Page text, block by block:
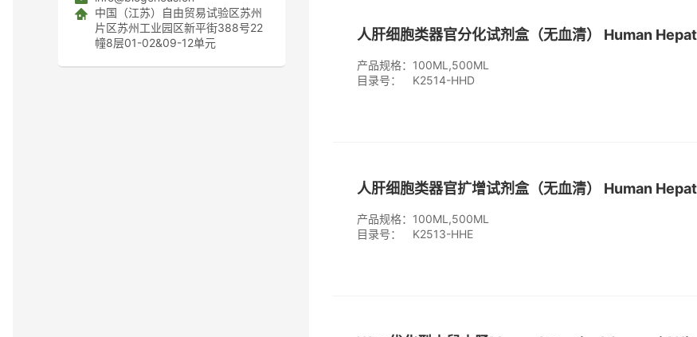
中国（江苏）自由贸易试验区苏州
片区苏州工业园区新平街388号22
幢8层01-02&09-12单元
产品规格： 100ML,500ML
目录号：
K2514-HHD
产品规格： 100ML,500ML
目录号：
K2513-HHE